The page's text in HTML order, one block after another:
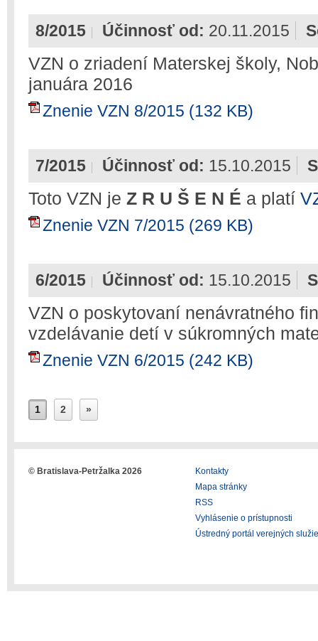
8/2015 Účinnosť od: 20.11.2015
VZN o zriadení Materskej školy,
januára 2016
Znenie VZN 8/2015 (132 KB)
7/2015 Účinnosť od: 15.10.2015
Toto VZN je Z R U Š E N É a platí
Znenie VZN 7/2015 (269 KB)
6/2015 Účinnosť od: 15.10.2015
VZN o poskytovaní nenávratného
vzdelávanie detí v súkromných
Znenie VZN 6/2015 (242 KB)
1 2 »
© Bratislava-Petržalka 2026
Kontakty
Mapa stránky
RSS
Vyhlásenie o prístupnosti
Ústredný portál verejných